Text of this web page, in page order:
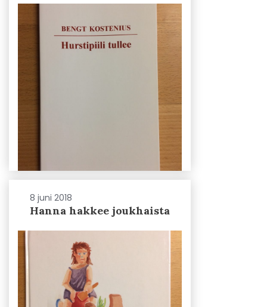
8 juni 2018
Hanna hakkee joukhaista